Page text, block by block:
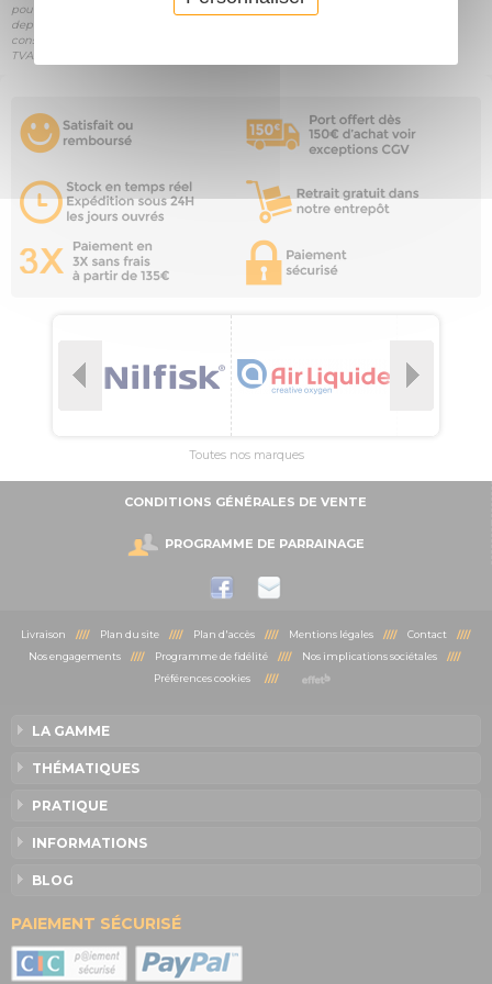
pour votre achat. Important : les commandes sur www.outiland.fr sont traitées
depuis la France. Si votre entreprise se trouve en France, les transactions sont
considérées comme soumises à la TVA « nationale » et nous devrons facturer la
TVA.
Toutes nos marques
CONDITIONS GÉNÉRALES DE VENTE
PROGRAMME DE PARRAINAGE
Livraison //// Plan du site //// Plan d'accès //// Mentions légales //// Contact ////
Nos engagements//// Programme de fidélité//// Nos implications sociétales////
Préférences cookies
////
LA GAMME
THÉMATIQUES
PRATIQUE
INFORMATIONS
BLOG
PAIEMENT SÉCURISÉ